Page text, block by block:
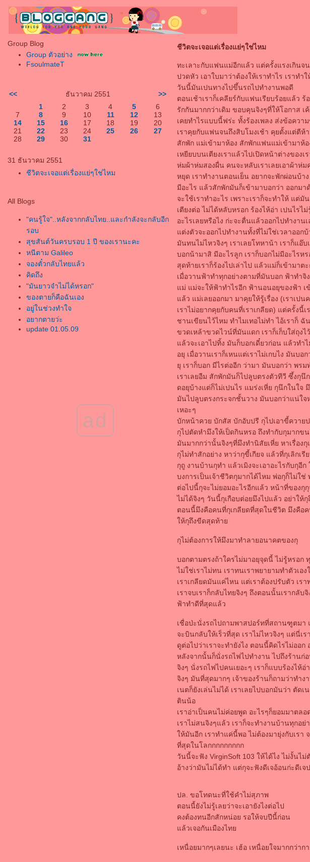
Group Blog
Group ตัวอย่าง
FsoulmateT
<< ธันวาคม 2551
>>
1
2 3 4 5
6
7
8 9 10 11 12
13
14
15 16 17 18 19
20
21
22 23 24 25 26
27
28
29 30 31
31 ธันวาคม 2551
ชีวิตจะเจอแต่เรื่องแย่ๆใช่ไหม
All Blogs
"คนรู้ใจ"..หลังจากกลับไทย..และกำลังจะกลับอีก
รอบ
สุขสันต์วันครบรอบ 1 ปี ของเรานะคะ
หนีตาม Galileo
จองตั๋วกลับไทยแล้ว
คิดถึง
"มันยาวจำไม่ได้หรอก"
ของตายก็คือฉันเอง
อยู่ในช่วงทำใจ
อยากตายว่ะ
update 01.05.09
update ชีวิตกันหน่อ
because "i love u"
ad
ชีวิตจะเจอแต่เรื่องแย่ๆใช่ไหม
ทะเลาะกับแฟนแม่อีกแล้ว แต่ครั้งแรงเกินจน
ปวดหัว เอาใบมาว่าต้องให้เราทำไร เราทำ
วันนี้มันเปนทางไปขึ้นรถไปทำงานพอดี
ตอนเช้าเราก็เคลียร์กับแฟนเรียบร้อยแล้ว
รักกันมากกว่าเดิม ขอบคุนจิงๆที่ให้โอกาส เ
เคยทำไรแบบนี้ฟร่ะ ทั้งร้องเพลง ส่งข้อคว
เราคุยกับแฟนจนถึงสิบโมงเช้า คุยตั้งแต่ตี
สักพัก แม่เข้ามาห้อง สักพักแฟนแม่เข้ามาห้
เหยียบบนเตียงเราแล้วไปเปิดหน้าต่างของ
ห่มผ้าห่มสองผื่น คนจะหลับเราเลยเอาผ้าห่
หยุด เราทำงานตอนเย็น อยากจะพักผ่อนบ้า
มีอะไร แล้วสักพักมันก็เข้ามาบอกว่า ออกม
จะใช้เราทำอะไร เพราะเราก็จะทำให้ แต่
เตียงต่อ ไม่ได้หลับหรอก ร้องไห้อ่า เปนไร
อะไรเลยหรือไง ก่ะจะตื่นแล้วออกไปทำงาน
ต่งตัวจะออกไปทำงานทั้งที่ไม่ใช่เวลาออก
มันทนไม่ไหวจิงๆ เราเลยโทหาน้า เราก็แอ๊
บอกน้ามาสิ มีอะไรลูก เราก็บอกไม่มีอะไร
สุดท้ายเราก็ร้องไปเล่าไป แล้วแม่ก็เข้ามา
เมื่อวานฟ้าทำทุกอย่างตามที่มันบอก ฟ้าทำ
ม่ แม่จะให้ฟ้าทำไรอีก ฟ้านอนอยุของฟ้า เ
ล้ว แม่เลยออกมา มาคุยให้รู้เรื่อง (เราเป
เราไม่อยากคุยกับคนที่เราเกลียด) แต่ครั้งนี้
ชานเขียนไว้ไหม ทำไมเทอไม่ทำ ไอ้เราก็
ขวดเหล้าขวดไวน์ที่มันแดก เราก็เก็บใส่ถุง
ล้วจะเอาไปทิ้ง มันก็บอกเดี๋ยวก่อน แล้วทำ
อยุ เมื่อวานเราก็เหนแต่เราไม่เกบไง มันบ
เราก็บอก มีไรต่ออีก ว่ามา มันบอกว่า พรม
เราเลยอืม สักพักมันก็ไปลูบตรงตัวทีวี ซึ้งกุ
ดอยุบ้างแต่ก็ไม่เปนไร แมร่งเหี่ย กุนึกในใจ
มันไปลูบตรงกระจกชั้นวาง มันบอกว่าแน่ใ
เหอะๆ
บักหน้าควย บักสัส บักอับปรี กุไปเอาขี้ควาย
กุไปตัดหำมึงให้เป็ดกินหรอ ถึงทำกับกุมาก
มันมากกว่านั้นจิงๆที่มึงทำนิสัยเหี่ย หาเรื่อง
กุไม่ทำสักอย่าง หาว่ากุขี้เกียจ แล้วที่กุเลิกเ
กุถู งานบ้านกุทำ แล้วเมิงจะเอาอะไรกับกุอี
บงการเป็นเจ้าชีวิตกุมากได้ไหม พ่อกุก็ไม่ใ
ต่อไปนี้กุจะไม่ยอมอะไรอีกแล้ว หน้าที่ของกุ
ไม่ได้จิงๆ วันนี้กุเกือบต่อยมึงไปแล้ว อย่าให้
ตอนนี้มึงคือคนที่กุเกลียดที่สุดในชีวิต มึงคือ
ห้กุถึงขีดสุดท้า
กุไม่ต้องการให้มึงมาทำลายอนาคตของกุ
บอกตามตรงถ้าใครไม่มาอยุจุดนี้ ไม่รู้หรอก
ไม่ใช่เราไม่ทน เราทนเราพยายามทำตัวเอ
เราเกลียดมันแค่ไหน แต่เราต้องปรับตัว เร
เราจบเราก็กลับไทยจิงๆ ถึงตอนนั้นเรากลั
ฟ้าทำดีที่สุดแล้ว
เชื่อป่ะนั่งรถไปถามพาสปอร์ทที่สถานฑูตมา
จะบินกลับให้เร็วที่สุด เราไม่ไหวจิงๆ แต่นี่
ดูต่อไปว่าเราจะทำยังไง ตอนนี้คิดไรไม่ออ
หลังจากนั้นก็นั่งรถไฟไปทำงาน ไปถึงร้านก่อ
จิงๆ นั่งรถไฟไปคนเยอะๆ เราก็แบบร้องไห้
จิงๆ มันที่สุดมากๆ เจ้าของร้านก็ถามว่าทำง
เนตก็ยังเล่นไม่ได้ เราเลยไปบอกมันว่า ตัด
ตินน้อ
เราอ่าเป็นคนไม่ค่อยพูด อะไรๆก็ยอมมาตล
เราไม่สนจิงๆแล้ว เราก็จะทำงานบ้านทุกอย่
ห้มันอีก เราทำแค่นี้พอ ไม่ต้องมายุ่งกับเรา
ที่สุดในโลกกกกกกกกก
วันนี้จะฟัง VirginSoft 103 ให้ได้ไง ไม่งั้นไ
อ้างว่ามันไม่ได้ทำ แต่กุจะฟังดีเจอ้อนก่ะดี
ปล. ขอโทดนะที่ใช้คำไม่สุภาพ
ตอนนี้ยังไม่รู้เลยว่าจะเอายังไงต่อไป
คงต้องทนอีกสักหน่อย รอให้จบปีนี้ก่อน
ล้วเจอกันเมืองไท
เหนื่อยมากๆเลยนะ เฮ้อ เหนื่อยใจมากกว่าก